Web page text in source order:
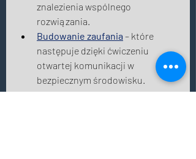
znalezienia wspólnego
rozwiązania.
Budowanie zaufania – które
następuje dzięki ćwiczeniu
otwartej komunikacji w
bezpiecznym środowisku.